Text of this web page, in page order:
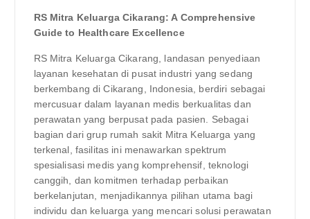
RS Mitra Keluarga Cikarang: A Comprehensive
Guide to Healthcare Excellence
RS Mitra Keluarga Cikarang, landasan penyediaan
layanan kesehatan di pusat industri yang sedang
berkembang di Cikarang, Indonesia, berdiri sebagai
mercusuar dalam layanan medis berkualitas dan
perawatan yang berpusat pada pasien. Sebagai
bagian dari grup rumah sakit Mitra Keluarga yang
terkenal, fasilitas ini menawarkan spektrum
spesialisasi medis yang komprehensif, teknologi
canggih, dan komitmen terhadap perbaikan
berkelanjutan, menjadikannya pilihan utama bagi
individu dan keluarga yang mencari solusi perawatan